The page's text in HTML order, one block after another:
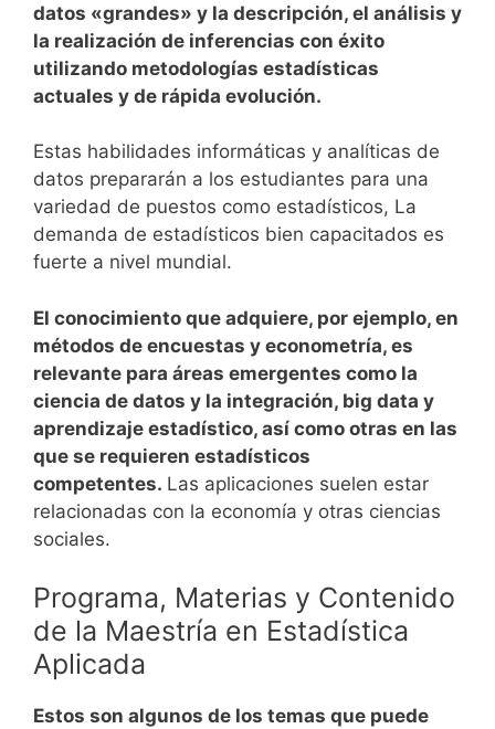
datos «grandes» y la descripción, el análisis y
la realización de inferencias con éxito
utilizando metodologías estadísticas
actuales y de rápida evolución.
Estas habilidades informáticas y analíticas de
datos prepararán a los estudiantes para una
variedad de puestos como estadísticos, La
demanda de estadísticos bien capacitados es
fuerte a nivel mundial.
El conocimiento que adquiere, por ejemplo, en
métodos de encuestas y econometría, es
relevante para áreas emergentes como la
ciencia de datos y la integración, big data y
aprendizaje estadístico, así como otras en las
que se requieren estadísticos
competentes. Las aplicaciones suelen estar
relacionadas con la economía y otras ciencias
sociales.
Programa, Materias y Contenido
de la Maestría en Estadística
Aplicada
Estos son algunos de los temas que puede